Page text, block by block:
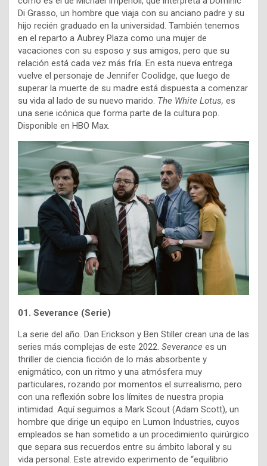
Di Grasso, un hombre que viaja con su anciano padre y su
hijo recién graduado en la universidad. También tenemos
en el reparto a Aubrey Plaza como una mujer de
vacaciones con su esposo y sus amigos, pero que su
relación está cada vez más fría. En esta nueva entrega
vuelve el personaje de Jennifer Coolidge, que luego de
superar la muerte de su madre está dispuesta a comenzar
su vida al lado de su nuevo marido. The White Lotus, es
una serie icónica que forma parte de la cultura pop.
Disponible en HBO Max.
01. Severance (Serie)
La serie del año. Dan Erickson y Ben Stiller crean una de las
series más complejas de este 2022. Severance es un
thriller de ciencia ficción de lo más absorbente y
enigmático, con un ritmo y una atmósfera muy
particulares, rozando por momentos el surrealismo, pero
con una reflexión sobre los límites de nuestra propia
intimidad. Aquí seguimos a Mark Scout (Adam Scott), un
hombre que dirige un equipo en Lumon Industries, cuyos
empleados se han sometido a un procedimiento quirúrgico
que separa sus recuerdos entre su ámbito laboral y su
vida personal. Este atrevido experimento de “equilibrio